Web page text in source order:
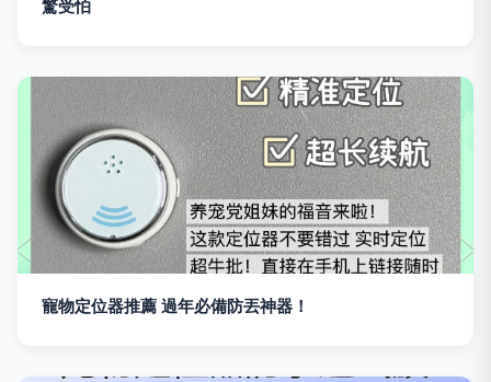
驚受怕
寵物定位器推薦 過年必備防丟神器！